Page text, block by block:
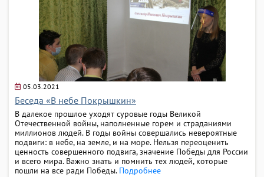
05.03.2021
Беседа «В небе Покрышкин»
В далекое прошлое уходят суровые годы Великой
Отечественной войны, наполненные горем и страданиями
миллионов людей. В годы войны совершались невероятные
подвиги: в небе, на земле, и на море. Нельзя переоценить
ценность совершенного подвига, значение Победы для России
и всего мира. Важно знать и помнить тех людей, которые
пошли на все ради Победы. Подробнее